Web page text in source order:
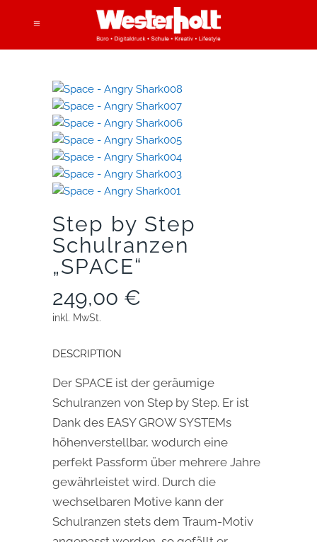
Step by Step
Schulranzen
„SPACE“
249,00 €
inkl. MwSt.
DESCRIPTION
Der SPACE ist der geräumige
Schulranzen von Step by Step. Er ist
Dank des EASY GROW SYSTEMs
höhenverstellbar, wodurch eine
perfekt Passform über mehrere Jahre
gewährleistet wird. Durch die
wechselbaren Motive kann der
Schulranzen stets dem Traum-Motiv